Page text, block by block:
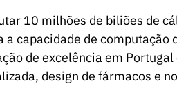
10 milhões de biliões de
capacidade de computação
de excelência em
design de fármacos e